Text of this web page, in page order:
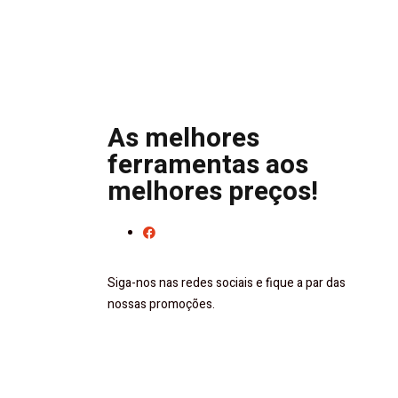
As melhores
ferramentas aos
melhores preços!
Siga-nos nas redes sociais e fique a par das
nossas promoções.